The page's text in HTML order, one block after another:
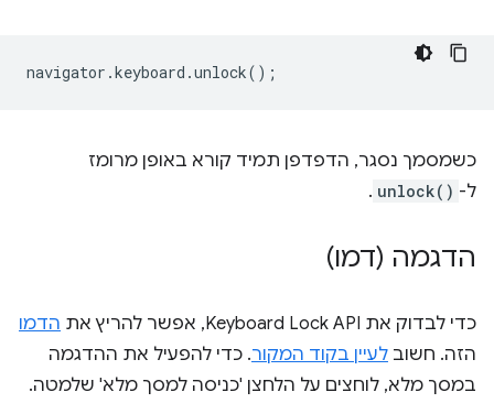
navigator .keyboard .unlock();
כשמסמך נסגר, הדפדפן תמיד קורא באופן מרומז
ל- unlock()
.
הדגמה (דמו)
כדי לבדוק את Keyboard Lock API, אפשר להריץ את
הדמו
הזה. חשוב לעיין בקוד המקור. כדי להפעיל את ההדגמה
במסך מלא, לוחצים על הלחצן 'כניסה למסך מלא' שלמטה.